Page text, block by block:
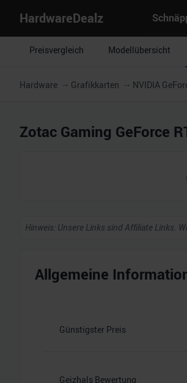
HardwareDealz
Preisvergleich Modellübersicht
Hardware Grafikkarten NVIDIA
Zotac Gaming GeForce
Hinweis: Unsere Links sind Affiliate Links.
Allgemeine
Günstigster Preis
Geizhals Bewertung